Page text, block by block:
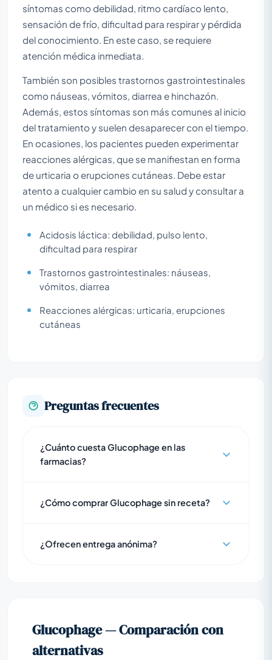
síntomas como debilidad, ritmo cardíaco lento,
sensación de frío, dificultad para respirar y pérdida
del conocimiento. En este caso, se requiere
atención médica inmediata.
También son posibles trastornos gastrointestinales
como náuseas, vómitos, diarrea e hinchazón.
Además, estos síntomas son más comunes al inicio
del tratamiento y suelen desaparecer con el tiempo.
En ocasiones, los pacientes pueden experimentar
reacciones alérgicas, que se manifiestan en forma
de urticaria o erupciones cutáneas. Debe estar
atento a cualquier cambio en su salud y consultar a
un médico si es necesario.
Acidosis láctica: debilidad, pulso lento,
dificultad para respirar
Trastornos gastrointestinales: náuseas,
vómitos, diarrea
Reacciones alérgicas: urticaria, erupciones
cutáneas
Preguntas frecuentes
¿Cuánto cuesta Glucophage en las
farmacias?
¿Cómo comprar Glucophage sin receta?
¿Ofrecen entrega anónima?
Glucophage — Comparación con
alternativas